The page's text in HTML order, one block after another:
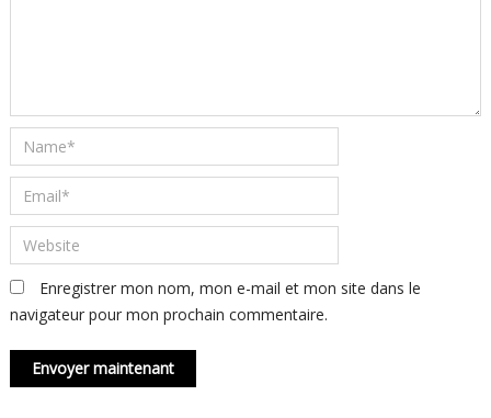
Enregistrer mon nom, mon e-mail et mon site dans le
navigateur pour mon prochain commentaire.